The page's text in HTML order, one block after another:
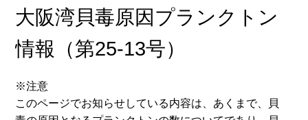
大阪湾貝毒原因プランクトン
情報（第25-13号）
※注意
このページでお知らせしている内容は、あくまで、貝